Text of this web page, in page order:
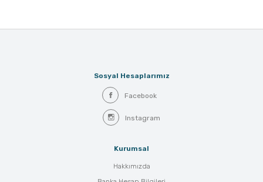
Sosyal Hesaplarımız
Facebook
Instagram
Kurumsal
Hakkımızda